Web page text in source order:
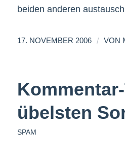
beiden anderen
17. NOVEMBER 2006 / VON
übelsten
SPAM